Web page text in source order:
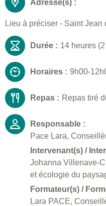
Adresse(s) :
Lieu à préciser - Saint Jean
Durée : 14 heures
Horaires : 9h00-
Repas : Repas tiré
Responsable :
Pace Lara,
Intervenant(s) /
Johanna Villenave-
et écologie du
Formateur(s) /
Lara PACE,